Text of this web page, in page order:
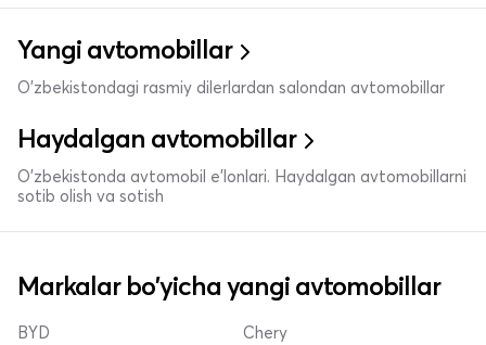
Yangi avtomobillar
O'zbekistondagi rasmiy dilerlardan salondan avtomobillar
Haydalgan avtomobillar
O'zbekistonda avtomobil e’lonlari. Haydalgan avtomobillarni
sotib olish va sotish
Markalar bo'yicha yangi avtomobillar
BYD Chery